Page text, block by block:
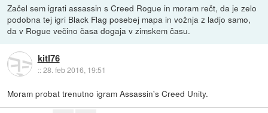
Začel sem igrati assassin s Creed Rogue in moram rečt, da je zelo
podobna tej igri Black Flag posebej mapa in vožnja z ladjo samo,
da v Rogue večino časa dogaja v zimskem času.
kitl76
::28. feb 2016, 19:51
Moram probat trenutno igram Assassin's Creed Unity.